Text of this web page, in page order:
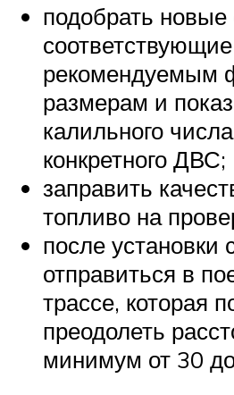
подобрать новые
соответствующие
рекомендуемым
размерам и
калильного
конкретного ДВС;
заправить
топливо на
после установки
отправиться в
трассе, которая
преодолеть
минимум от 30